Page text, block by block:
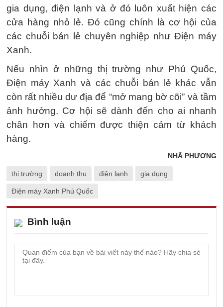
gia dụng, điện lạnh và ở đó luôn xuất hiện các
cửa hàng nhỏ lẻ. Đó cũng chính là cơ hội của
các chuỗi bán lẻ chuyên nghiệp như Điện máy
Xanh.
Nếu nhìn ở những thị trường như Phú Quốc,
Điện máy Xanh và các chuỗi bán lẻ khác vẫn
còn rất nhiều dư địa để “mở mang bờ cõi” và tầm
ảnh hưởng. Cơ hội sẽ dành đến cho ai nhanh
chân hơn và chiếm được thiện cảm từ khách
hàng.
NHÃ PHƯƠNG
thị trường doanh thu điện lạnh gia dụng
Điện máy Xanh Phú Quốc
Bình luận